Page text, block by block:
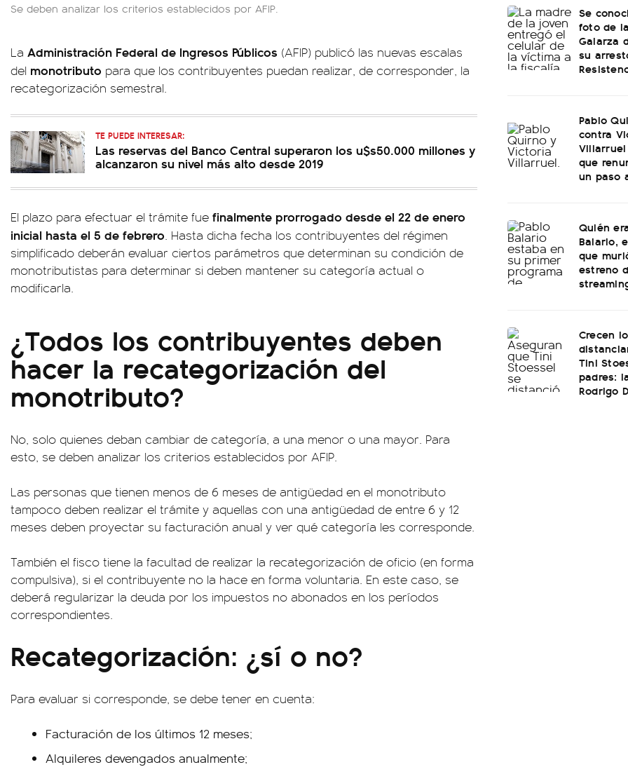
Se deben analizar los criterios establecidos por AFIP.
La Administración Federal de Ingresos Públicos (AFIP) publicó las nuevas escalas
del monotributo para que los contribuyentes puedan realizar, de corresponder, la
recategorización semestral.
TE PUEDE INTERESAR:
Las reservas del Banco Central superaron los u$s50.000 millones y
alcanzaron su nivel más alto desde 2019
El plazo para efectuar el trámite fue finalmente prorrogado desde el 22 de enero
inicial hasta el 5 de febrero. Hasta dicha fecha los contribuyentes del régimen
simplificado deberán evaluar ciertos parámetros que determinan su condición de
monotributistas para determinar si deben mantener su categoría actual o
modificarla.
¿Todos los contribuyentes deben
hacer la recategorización del
monotributo?
No, solo quienes deban cambiar de categoría, a una menor o una mayor. Para
esto, se deben analizar los criterios establecidos por AFIP.
Las personas que tienen menos de 6 meses de antigüedad en el monotributo
tampoco deben realizar el trámite y aquellas con una antigüedad de entre 6 y 12
meses deben proyectar su facturación anual y ver qué categoría les corresponde.
También el fisco tiene la facultad de realizar la recategorización de oficio (en forma
compulsiva), si el contribuyente no la hace en forma voluntaria. En este caso, se
deberá regularizar la deuda por los impuestos no abonados en los períodos
correspondientes.
Recategorización: ¿sí o no?
Para evaluar si corresponde, se debe tener en cuenta:
Facturación de los últimos 12 meses;
Alquileres devengados anualmente;
Se
foto de
Galarza
su
Pablo
contra
que
un paso
Quién
Balario,
que
estreno
Crecen
Tini
padres:
Rodrigo